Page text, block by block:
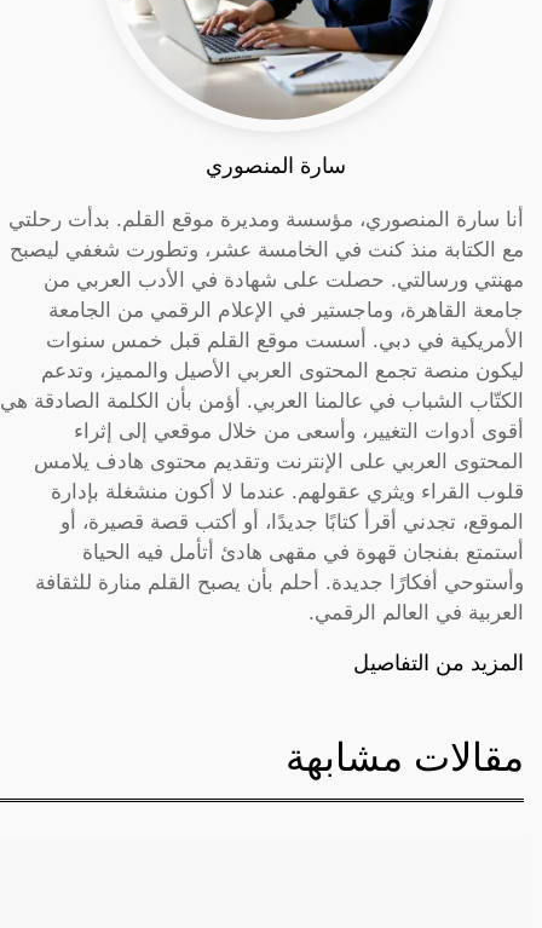
سارة المنصوري
أنا سارة المنصوري، مؤسسة ومديرة موقع القلم. بدأت رحلتي
مع الكتابة منذ كنت في الخامسة عشر، وتطورت شغفي ليصبح
مهنتي ورسالتي. حصلت على شهادة في الأدب العربي من
جامعة القاهرة، وماجستير في الإعلام الرقمي من الجامعة
الأمريكية في دبي. أسست موقع القلم قبل خمس سنوات
ليكون منصة تجمع المحتوى العربي الأصيل والمميز، وتدعم
الكتّاب الشباب في عالمنا العربي. أؤمن بأن الكلمة الصادقة هي
أقوى أدوات التغيير، وأسعى من خلال موقعي إلى إثراء
المحتوى العربي على الإنترنت وتقديم محتوى هادف يلامس
قلوب القراء ويثري عقولهم. عندما لا أكون منشغلة بإدارة
الموقع، تجدني أقرأ كتابًا جديدًا، أو أكتب قصة قصيرة، أو
أستمتع بفنجان قهوة في مقهى هادئ أتأمل فيه الحياة
وأستوحي أفكارًا جديدة. أحلم بأن يصبح القلم منارة للثقافة
العربية في العالم الرقمي.
المزيد من التفاصيل
مقالات مشابهة